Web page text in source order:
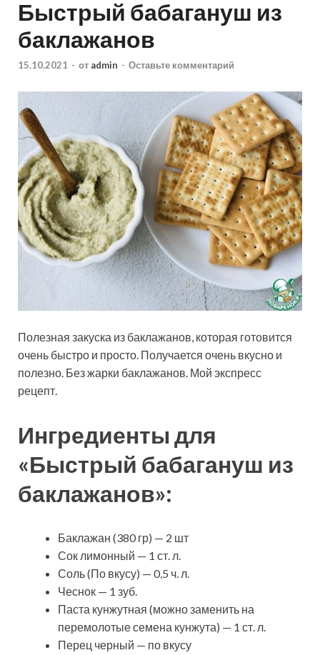
Быстрый бабагануш из
баклажанов
15.10.2021 - от admin - Оставьте комментарий
Полезная закуска из баклажанов, которая готовится
очень быстро и просто. Получается очень вкусно и
полезно. Без жарки баклажанов. Мой экспресс
рецепт.
Ингредиенты для
«Быстрый бабагануш из
баклажанов»:
Баклажан (380 гр) — 2 шт
Сок лимонный — 1 ст. л.
Соль (По вкусу) — 0,5 ч. л.
Чеснок — 1 зуб.
Паста кунжутная (можно заменить на
перемолотые семена кунжута) — 1 ст. л.
Перец черный — по вкусу